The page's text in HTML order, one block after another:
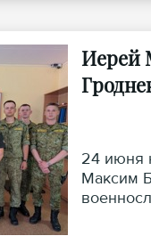
Иерей
24 июня
Максим